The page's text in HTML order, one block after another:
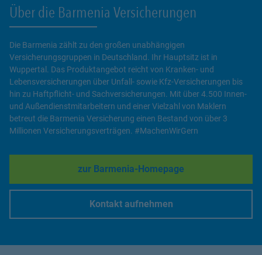
Über die Barmenia Versicherungen
Die Barmenia zählt zu den großen unabhängigen
Versicherungsgruppen in Deutschland. Ihr Hauptsitz ist in
Wuppertal. Das Produktangebot reicht von Kranken- und
Lebensversicherungen über Unfall- sowie Kfz-Versicherungen bis
hin zu Haftpflicht- und Sachversicherungen. Mit über 4.500 Innen-
und Außendienstmitarbeitern und einer Vielzahl von Maklern
betreut die Barmenia Versicherung einen Bestand von über 3
Millionen Versicherungsverträgen. #MachenWirGern
zur Barmenia-Homepage
Link Opens in New Tab
Kontakt aufnehmen